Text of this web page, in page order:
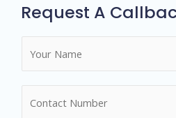
Request A